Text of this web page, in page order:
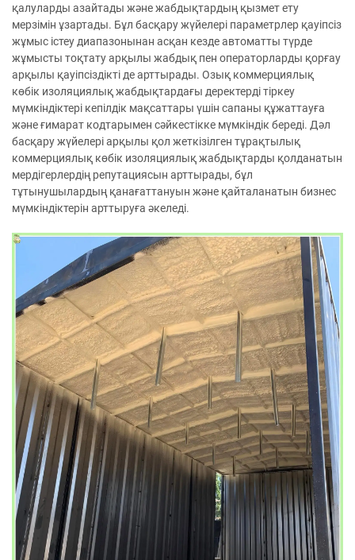
қалуларды азайтады және жабдықтардың қызмет ету
мерзімін ұзартады. Бұл басқару жүйелері параметрлер қауіпсіз
жұмыс істеу диапазонынан асқан кезде автоматты түрде
жұмысты тоқтату арқылы жабдық пен операторларды қорғау
арқылы қауіпсіздікті де арттырады. Озық коммерциялық
көбік изоляциялық жабдықтардағы деректерді тіркеу
мүмкіндіктері кепілдік мақсаттары үшін сапаны құжаттауға
және ғимарат кодтарымен сәйкестікке мүмкіндік береді. Дәл
басқару жүйелері арқылы қол жеткізілген тұрақтылық
коммерциялық көбік изоляциялық жабдықтарды қолданатын
мердігерлердің репутациясын арттырады, бұл
тұтынушылардың қанағаттануын және қайталанатын бизнес
мүмкіндіктерін арттыруға әкеледі.